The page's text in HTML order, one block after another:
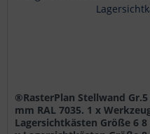
®RasterPlan Stellwand
mm RAL 7035. 1 x
Lagersichtkästen Größe 6